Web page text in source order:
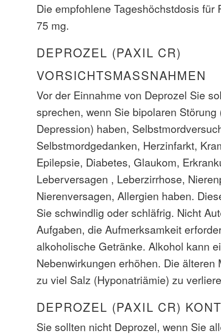
Die empfohlene Tageshöchstdosis für
75 mg.
DEPROZEL (PAXIL CR)
VORSICHTSMASSNAHMEN
Vor der Einnahme von Deprozel Sie
sprechen, wenn Sie bipolaren Störung
Depression) haben,
Selbstmordgedanken, Herzinfarkt,
Epilepsie, Diabetes, Glaukom,
Leberversagen , Leberzirrhose,
Nierenversagen, Allergien haben.
Sie schwindlig oder schläfrig. Nicht
Aufgaben, die Aufmerksamkeit
alkoholische Getränke. Alkohol kann
Nebenwirkungen erhöhen. Die älteren
zu viel Salz (Hyponatriämie) zu
DEPROZEL (PAXIL CR)
Sie sollten nicht Deprozel, wenn Sie